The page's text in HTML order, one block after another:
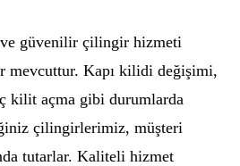
ve güvenilir çilingir hizmeti
mevcuttur. Kapı kilidi değişimi,
kilit açma gibi durumlarda
çilingirlerimiz, müşteri
tutarlar. Kaliteli hizmet